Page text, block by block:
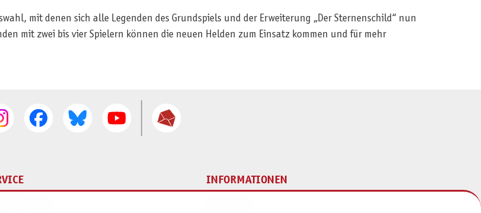
mit denen sich alle Legenden des Grundspiels und der Erweiterung „Der Sternenschild“ nun
mit zwei bis vier Spielern können die neuen Helden zum Einsatz kommen und für mehr
INFORMATIONEN